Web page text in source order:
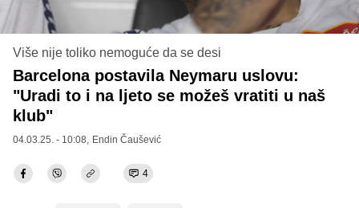
Više nije toliko nemoguće da se desi
Barcelona postavila Neymaru uslovu:
"Uradi to i na ljeto se možeš vratiti u naš
klub"
04.03.25. - 10:08, Endin Čaušević
4